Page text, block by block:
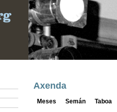
Axenda
Meses Semán Taboa